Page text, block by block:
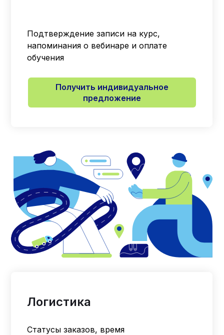
Подтверждение записи на курс,
напоминания о вебинаре и оплате
обучения
Получить индивидуальное
предложение
Логистика
Статусы заказов, время